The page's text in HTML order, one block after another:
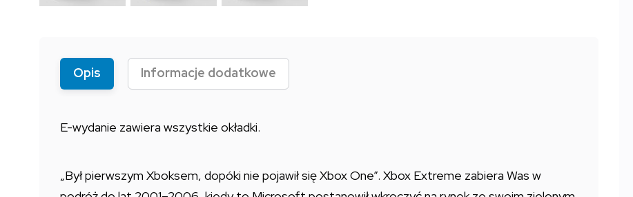
Opis Informacje dodatkowe
E-wydanie zawiera wszystkie okładki.
„Był pierwszym Xboksem, dopóki nie pojawił się Xbox One”. Xbox Extreme zabiera Was w